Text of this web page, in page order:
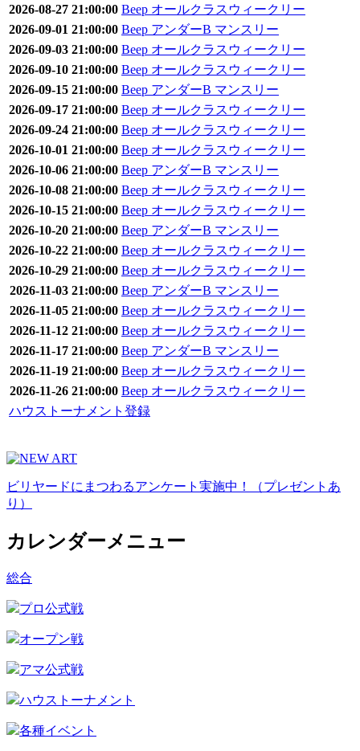
2026-08-27 21:00:00 Beep オールクラスウィークリー
2026-09-01 21:00:00 Beep アンダーB マンスリー
2026-09-03 21:00:00 Beep オールクラスウィークリー
2026-09-10 21:00:00 Beep オールクラスウィークリー
2026-09-15 21:00:00 Beep アンダーB マンスリー
2026-09-17 21:00:00 Beep オールクラスウィークリー
2026-09-24 21:00:00 Beep オールクラスウィークリー
2026-10-01 21:00:00 Beep オールクラスウィークリー
2026-10-06 21:00:00 Beep アンダーB マンスリー
2026-10-08 21:00:00 Beep オールクラスウィークリー
2026-10-15 21:00:00 Beep オールクラスウィークリー
2026-10-20 21:00:00 Beep アンダーB マンスリー
2026-10-22 21:00:00 Beep オールクラスウィークリー
2026-10-29 21:00:00 Beep オールクラスウィークリー
2026-11-03 21:00:00 Beep アンダーB マンスリー
2026-11-05 21:00:00 Beep オールクラスウィークリー
2026-11-12 21:00:00 Beep オールクラスウィークリー
2026-11-17 21:00:00 Beep アンダーB マンスリー
2026-11-19 21:00:00 Beep オールクラスウィークリー
2026-11-26 21:00:00 Beep オールクラスウィークリー
ハウストーナメント登録
ビリヤードにまつわるアンケート実施中！（プレゼントあ
り）
カレンダーメニュー
総合
プロ公式戦
オープン戦
アマ公式戦
ハウストーナメント
各種イベント